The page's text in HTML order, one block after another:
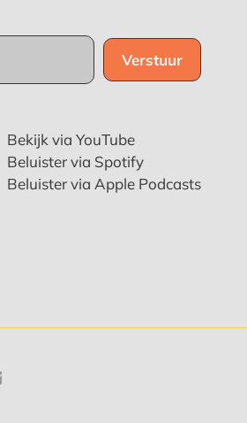
Bekijk via YouTube
Beluister via Spotify
Beluister via Apple Podcasts